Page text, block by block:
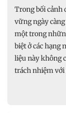
Trong bối cảnh
vững ngày càng
một trong
biệt ở các hạng
liệu này không
trách nhiệm với